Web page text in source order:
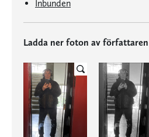
Inbunden
Ladda ner foton av författaren